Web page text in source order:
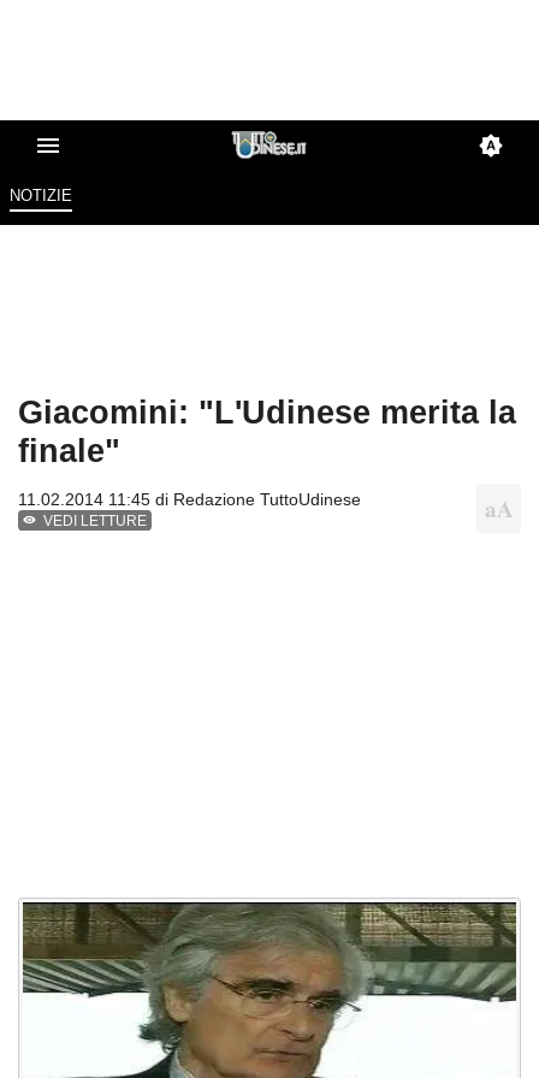
NOTIZIE
Giacomini: "L'Udinese merita la
finale"
11.02.2014 11:45 di Redazione TuttoUdinese
VEDI LETTURE